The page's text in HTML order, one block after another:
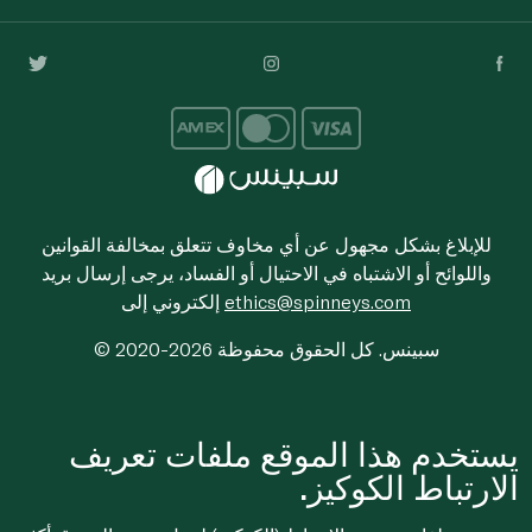
للإبلاغ بشكل مجهول عن أي مخاوف تتعلق بمخالفة القوانين
واللوائح أو الاشتباه في الاحتيال أو الفساد، يرجى إرسال بريد
ethics@spinneys.com
© 2020-2026 سبينس. كل الحقوق محفوظة
يستخدم هذا الموقع ملفات تعريف
الارتباط الكوكيز.